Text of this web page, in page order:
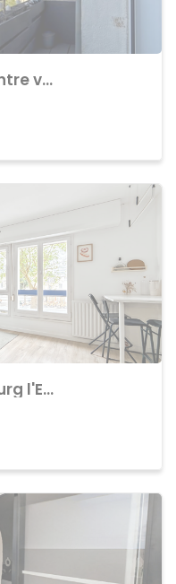
Achat Appartement centre ville
Achat Appartement Bourg l'Evêque